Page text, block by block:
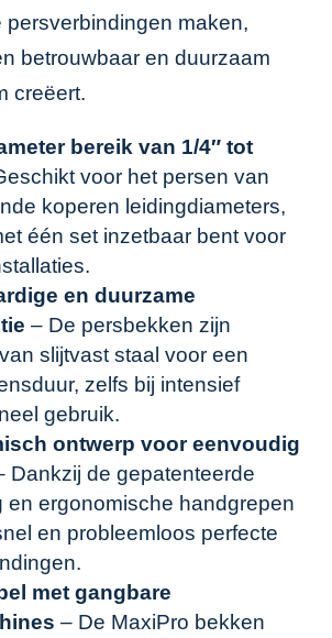
persverbindingen maken,
betrouwbaar en duurzaam
creëert.
bereik van 1/4″ tot
voor het persen van
koperen leidingdiameters,
één set inzetbaar bent voor
en duurzame
– De persbekken zijn
slijtvast staal voor een
zelfs bij intensief
gebruik.
ontwerp voor eenvoudig
Dankzij de gepatenteerde
en ergonomische handgrepen
en probleemloos perfecte
met gangbare
– De MaxiPro bekken